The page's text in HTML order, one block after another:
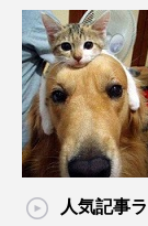
人気記事